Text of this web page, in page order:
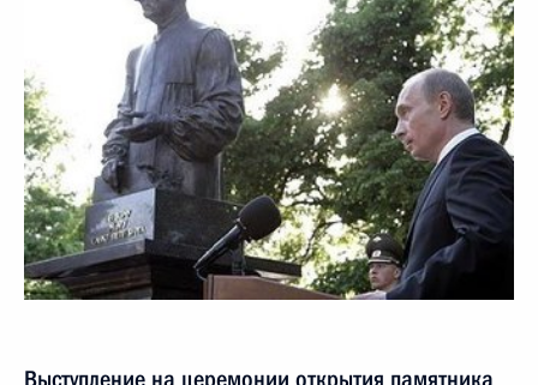
Выступление на церемонии открытия памятника